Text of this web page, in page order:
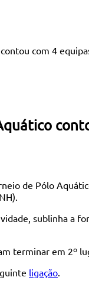
com 4
de Pólo
sublinha a
terminar em 2º
ligação.